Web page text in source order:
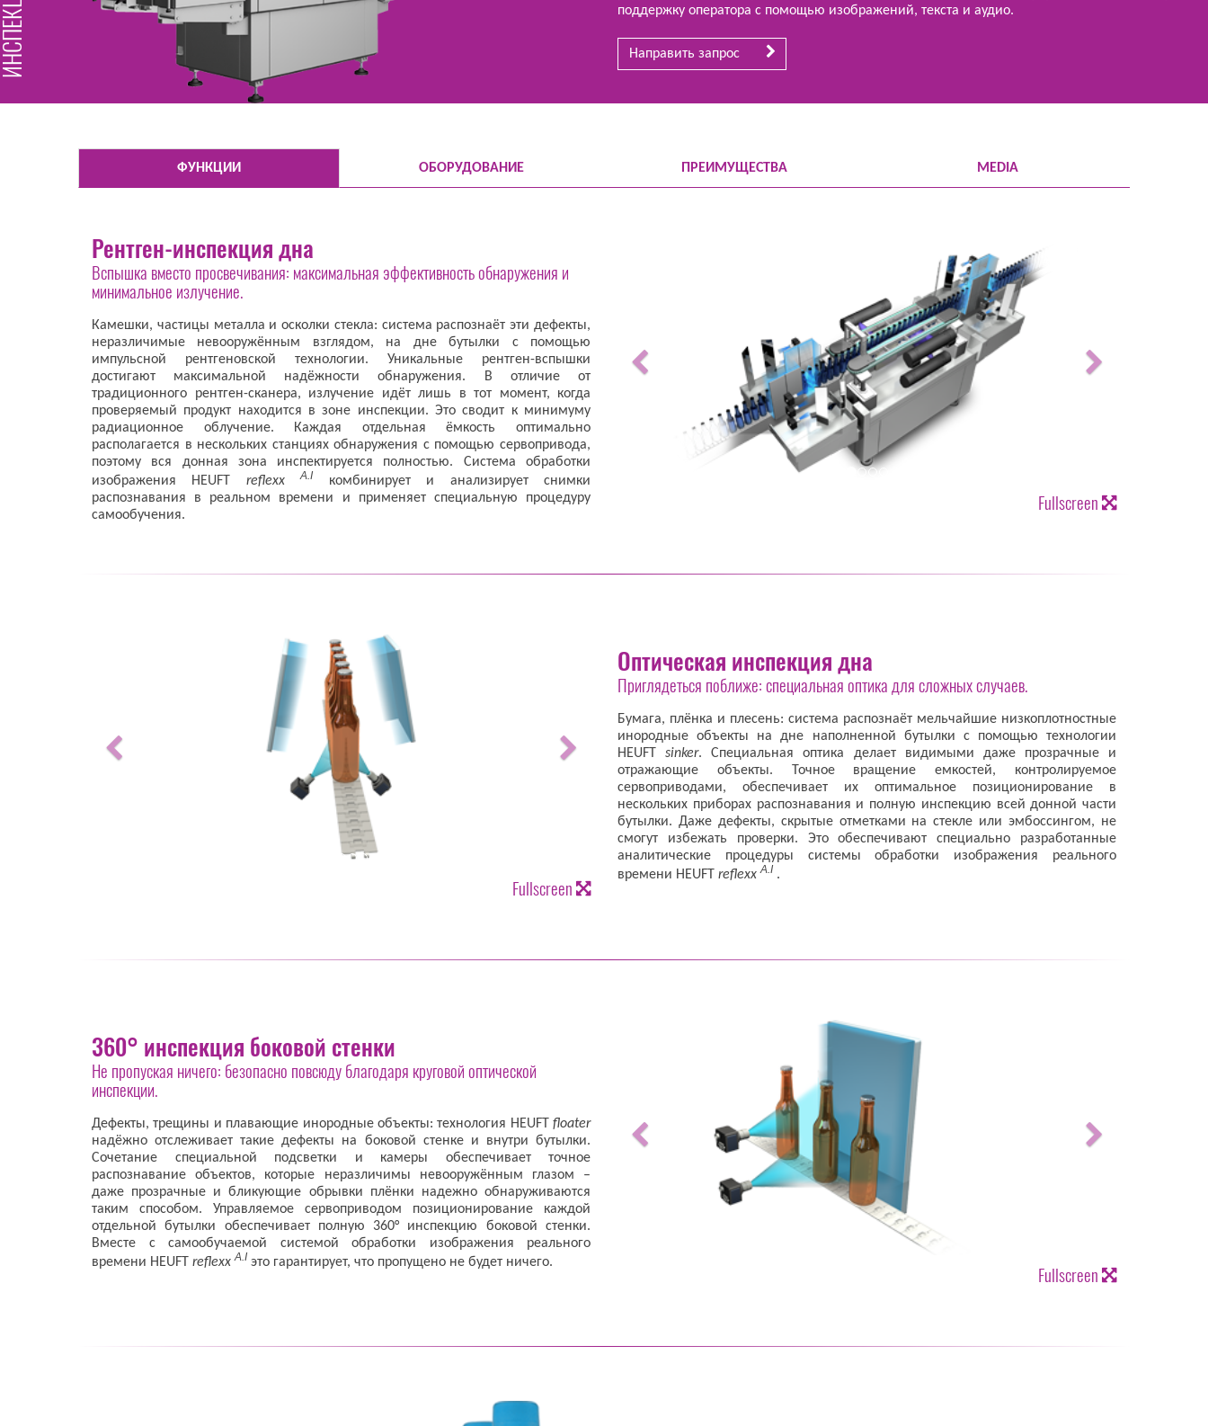
поддержку оператора с помощью изображений, текста и аудио.
Направить запрос
ФУНКЦИИ ОБОРУДОВАНИЕ ПРЕИМУЩЕСТВА MEDIA
Рентген-инспекция дна
Вспышка вместо просвечивания: максимальная эффективность обнаружения и
минимальное излучение.
Камешки, частицы металла и осколки стекла: система распознаёт эти дефекты,
неразличимые невооружённым взглядом, на дне бутылки с помощью
импульсной рентгеновской технологии. Уникальные рентген-вспышки
достигают максимальной надёжности обнаружения. В отличие от
традиционного рентген-сканера, излучение идёт лишь в тот момент, когда
проверяемый продукт находится в зоне инспекции. Это сводит к минимуму
радиационное облучение. Каждая отдельная ёмкость оптимально
располагается в нескольких станциях обнаружения с помощью сервопривода,
поэтому вся донная зона инспектируется полностью. Система обработки
изображения HEUFT reflexxA.I
комбинирует и анализирует снимки
распознавания в реальном времени и применяет специальную процедуру
самообучения.
Fullscreen
Fullscreen
Оптическая инспекция дна
Приглядеться поближе: специальная оптика для сложных случаев.
Бумага, плёнка и плесень: система распознаёт мельчайшие низкоплотностные
инородные объекты на дне наполненной бутылки с помощью технологии
HEUFT
sinker. Специальная оптика делает видимыми даже прозрачные и
отражающие объекты. Точное вращение емкостей, контролируемое
сервоприводами, обеспечивает их оптимальное позиционирование в
нескольких приборах распознавания и полную инспекцию всей донной части
бутылки. Даже дефекты, скрытые отметками на стекле или эмбоссингом, не
смогут избежать проверки. Это обеспечивают специально разработанные
аналитические процедуры системы обработки изображения реального
времени HEUFT reflexxA.I .
360° инспекция боковой стенки
Не пропуская ничего: безопасно повсюду благодаря круговой оптической
инспекции.
Дефекты, трещины и плавающие инородные объекты: технология HEUFT
floater
надёжно отслеживает такие дефекты на боковой стенке и внутри бутылки.
Сочетание специальной подсветки и камеры обеспечивает точное
распознавание объектов, которые неразличимы невооружённым глазом –
даже прозрачные и бликующие обрывки плёнки надежно обнаруживаются
таким способом. Управляемое сервоприводом позиционирование каждой
отдельной бутылки обеспечивает полную 360° инспекцию боковой стенки.
Вместе с самообучаемой системой обработки изображения реального
времени HEUFT reflexxA.I это гарантирует, что пропущено не будет ничего.
Fullscreen